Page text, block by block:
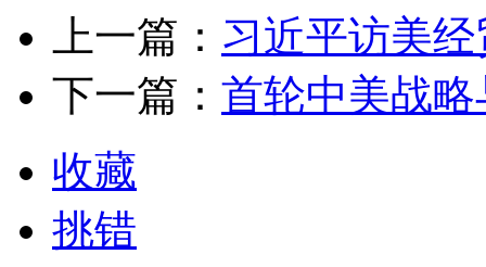
上一篇： 习近平访美
下一篇： 首轮中美战
收藏
挑错